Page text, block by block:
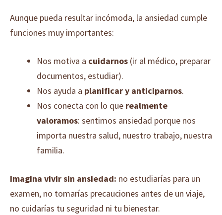
Aunque pueda resultar incómoda, la ansiedad cumple
funciones muy importantes:
Nos motiva a cuidarnos (ir al médico, preparar
documentos, estudiar).
Nos ayuda a planificar y anticiparnos.
Nos conecta con lo que realmente
valoramos: sentimos ansiedad porque nos
importa nuestra salud, nuestro trabajo, nuestra
familia.
Imagina vivir sin ansiedad: no estudiarías para un
examen, no tomarías precauciones antes de un viaje,
no cuidarías tu seguridad ni tu bienestar.